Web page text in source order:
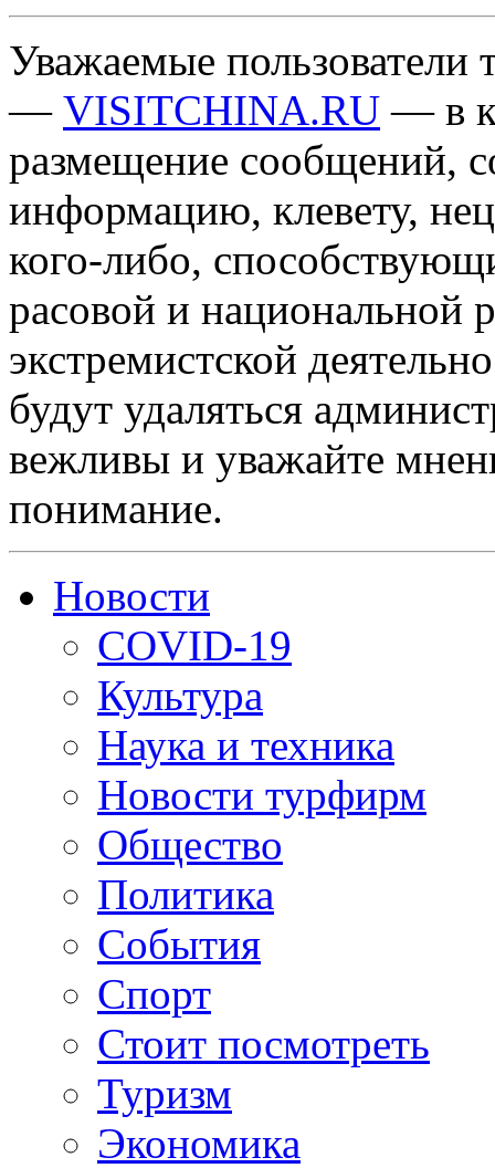
Уважаемые пользователи
— VISITCHINA.RU — в
размещение сообщений,
информацию, клевету,
кого-либо,
расовой и национальной
экстремистской
будут удаляться
вежливы и уважайте
понимание.
Новости
COVID-19
Культура
Наука и техника
Новости турфирм
Общество
Политика
События
Спорт
Стоит посмотреть
Туризм
Экономика